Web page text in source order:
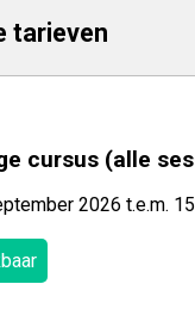
tarieven
cursus (alle
2026 t.e.m.